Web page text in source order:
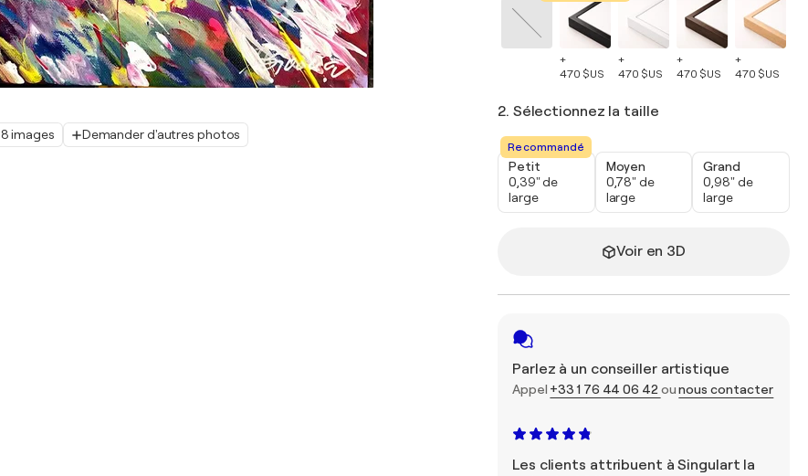
8 images Demander d'autres photos
+
470 $US
+
470 $US
+
470 $US
+
470 $US
2. Sélectionnez la taille
Recommandé
Petit
0,39" de
large
Moyen
0,78" de
large
Grand
0,98" de
large
Voir en 3D
Parlez à un conseiller artistique
Appel +33 1 76 44 06 42 ounous contacter
Les clients attribuent à Singulart la